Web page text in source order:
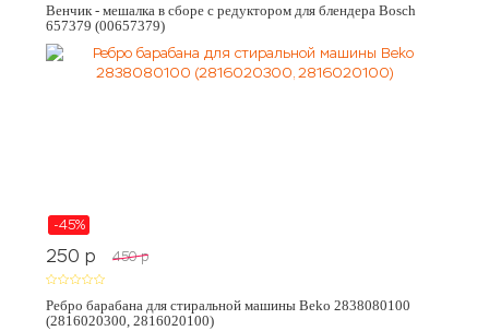
Венчик - мешалка в сборе с редуктором для блендера Bosch
657379 (00657379)
-45%
250 p 450 p
Ребро барабана для стиральной машины Beko 2838080100
(2816020300, 2816020100)